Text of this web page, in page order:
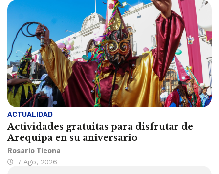
ACTUALIDAD
Actividades gratuitas para disfrutar de
Arequipa en su aniversario
Rosario Ticona
7 Ago, 2026